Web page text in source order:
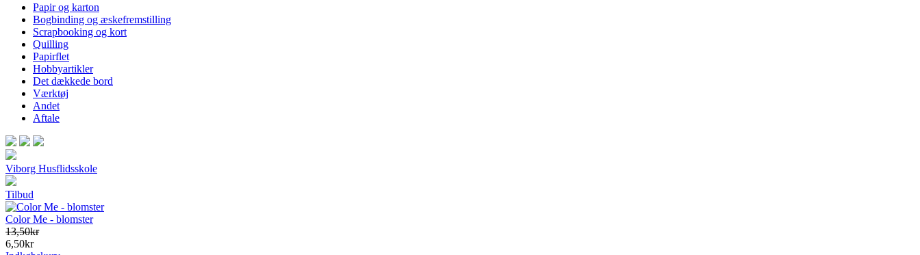
Papir og karton
Bogbinding og æskefremstilling
Scrapbooking og kort
Quilling
Papirflet
Hobbyartikler
Det dækkede bord
Værktøj
Andet
Aftale
Viborg Husflidsskole
Tilbud
Color Me - blomster
13,50kr
6,50kr